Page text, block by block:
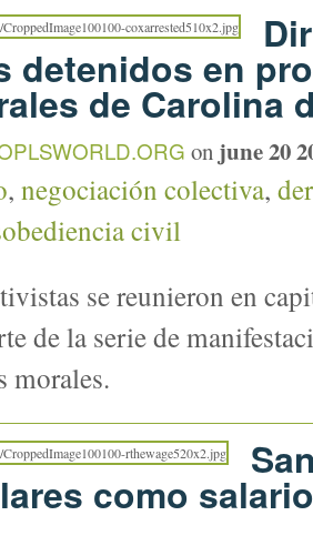
detenidos en
de Carolina
on june 20
, negociación colectiva,
civil
se reunieron en
de la serie de
morales.
como